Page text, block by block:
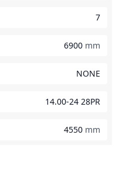
7
6900 mm
NONE
14.00-24 28PR
4550 mm